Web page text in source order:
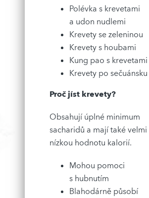
Polévka s krevetami
a udon nudlemi
Krevety se zeleninou
Krevety s houbami
Kung pao s krevetami
Krevety po sečuánsku
Proč jíst krevety?
Obsahují úplné minimum
sacharidů a mají také velmi
nízkou hodnotu kalorií.
Mohou pomoci
s hubnutím
Blahodárně působí